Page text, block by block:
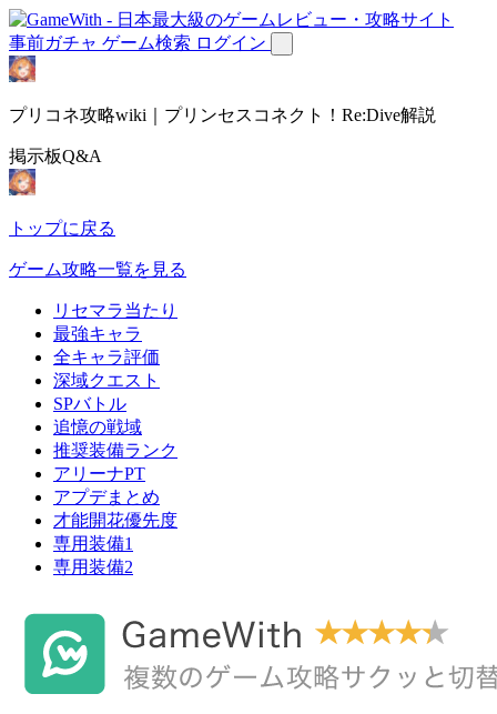
事前ガチャ ゲーム検索 ログイン
プリコネ攻略wiki｜プリンセスコネクト！Re:Dive解説
掲示板Q&A
トップに戻る
ゲーム攻略一覧を見る
リセマラ当たり
最強キャラ
全キャラ評価
深域クエスト
SPバトル
追憶の戦域
推奨装備ランク
アリーナPT
アプデまとめ
才能開花優先度
専用装備1
専用装備2